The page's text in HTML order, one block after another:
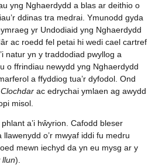
yng Nghaerdydd a blas ar deithio o
ddinas tra medrai. Ymunodd gyda
yr Undodiaid yng Nghaerdydd
ac roedd fel petai hi wedi cael cartref
natur yn y traddodiad pwyllog a
o ffrindiau newydd yng Nghaerdydd
a ffyddiog tua’r dyfodol. Ond
Clochdar ac edrychai ymlaen ag awydd
misol.
a’i hŵyrion. Cafodd bleser
o’r mwyaf iddi fu medru
mewn iechyd da yn eu mysg ar y
llun).